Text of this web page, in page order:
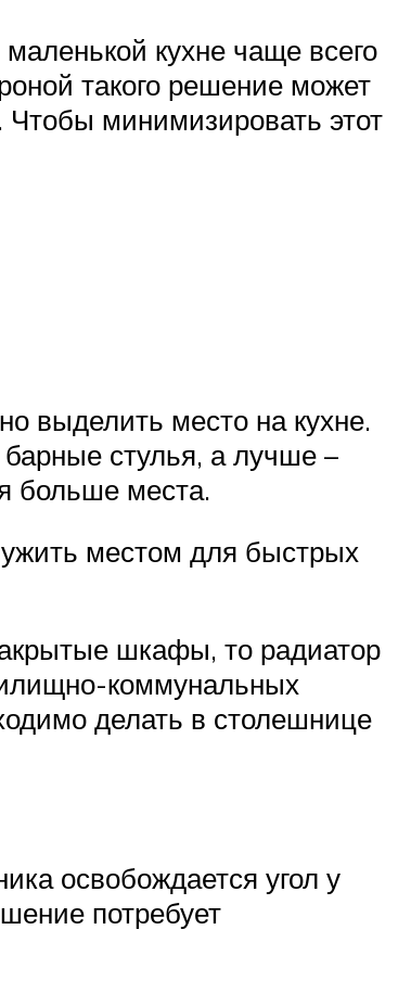
кухне чаще всего
такого решение может
Чтобы минимизировать этот
выделить место на кухне.
стулья, а лучше –
больше места.
местом для быстрых
шкафы, то радиатор
коммунальных
делать в столешнице
освобождается угол у
потребует